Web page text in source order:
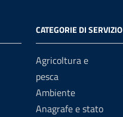
CATEGORIE DI SERVIZIO
Agricoltura e
pesca
Ambiente
Anagrafe e stato